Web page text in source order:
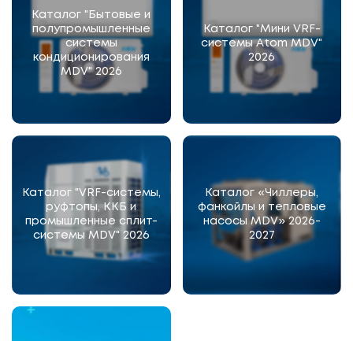
Каталог "Бытовые и
полупромышленные
системы
кондиционирования
MDV" 2026
Каталог "Мини VRF-
системы Atom MDV"
2026
Каталог "VRF-системы,
руфтопы, ККБ и
промышленные сплит-
системы MDV" 2026
Каталог «Чиллеры,
фанкойлы и тепловые
насосы MDV» 2026-
2027